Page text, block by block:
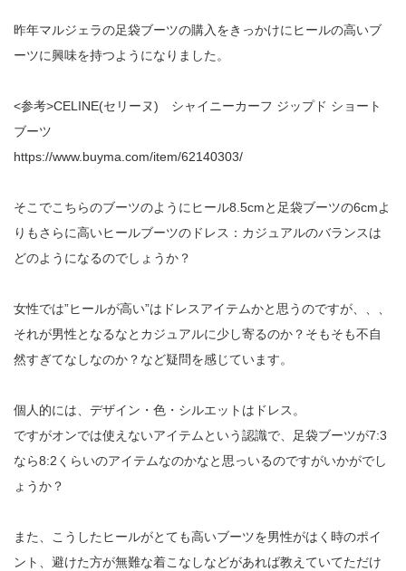
昨年マルジェラの足袋ブーツの購入をきっかけにヒールの高いブ
ーツに興味を持つようになりました。
<参考>CELINE(セリーヌ) シャイニーカーフ ジップド ショート
ブーツ
https://www.buyma.com/item/62140303/
そこでこちらのブーツのようにヒール8.5cmと足袋ブーツの6cmよ
りもさらに高いヒールブーツのドレス：カジュアルのバランスは
どのようになるのでしょうか？
女性では”ヒールが高い”はドレスアイテムかと思うのですが、、、
それが男性となるなとカジュアルに少し寄るのか？そもそも不自
然すぎてなしなのか？など疑問を感じています。
個人的には、デザイン・色・シルエットはドレス。
ですがオンでは使えないアイテムという認識で、足袋ブーツが7:3
なら8:2くらいのアイテムなのかなと思っいるのですがいかがでし
ょうか？
また、こうしたヒールがとても高いブーツを男性がはく時のポイ
ント、避けた方が無難な着こなしなどがあれば教えていてただけ